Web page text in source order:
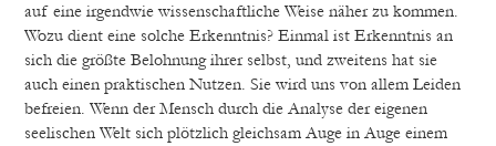
auf eine irgendwie wissenschaftliche Weise näher zu kommen.
Wozu dient eine solche Erkenntnis? Einmal ist Erkenntnis an
sich die größte Belohnung ihrer selbst, und zweitens hat sie
auch einen praktischen Nutzen. Sie wird uns von allem Leiden
befreien. Wenn der Mensch durch die Analyse der eigenen
seelischen Welt sich plötzlich gleichsam Auge in Auge einem